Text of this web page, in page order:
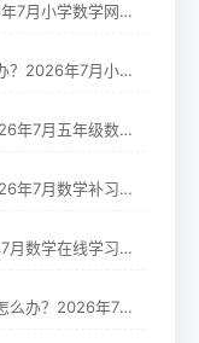
孩子小学数学应用题总丢分怎么办？2026年7月小学数学网课平台推荐
孩子小学数学学不透、家长想稳一点怎么办？2026年7月小学数学网课平台哪家好
孩子五年级数学应用题总丢分怎么办？2026年7月五年级数学一对一辅导机构推荐
孩子数学老丢分、补课没效果怎么办？2026年7月数学补习班推荐
孩子数学基础弱、学不会怎么办？2026年7月数学在线学习辅导机构推荐
孩子六年级数学基础不稳、应用题老丢分怎么办？2026年7月小学六年级数学辅导机构推荐